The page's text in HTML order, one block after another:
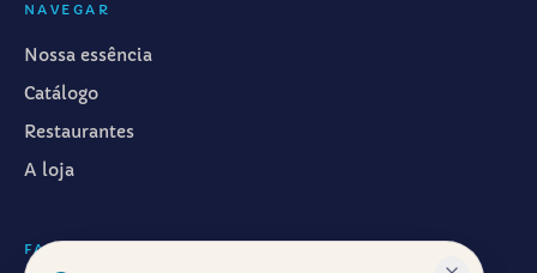
NAVEGAR
Nossa essência
Catálogo
Restaurantes
A loja
FALAR CONOSCO